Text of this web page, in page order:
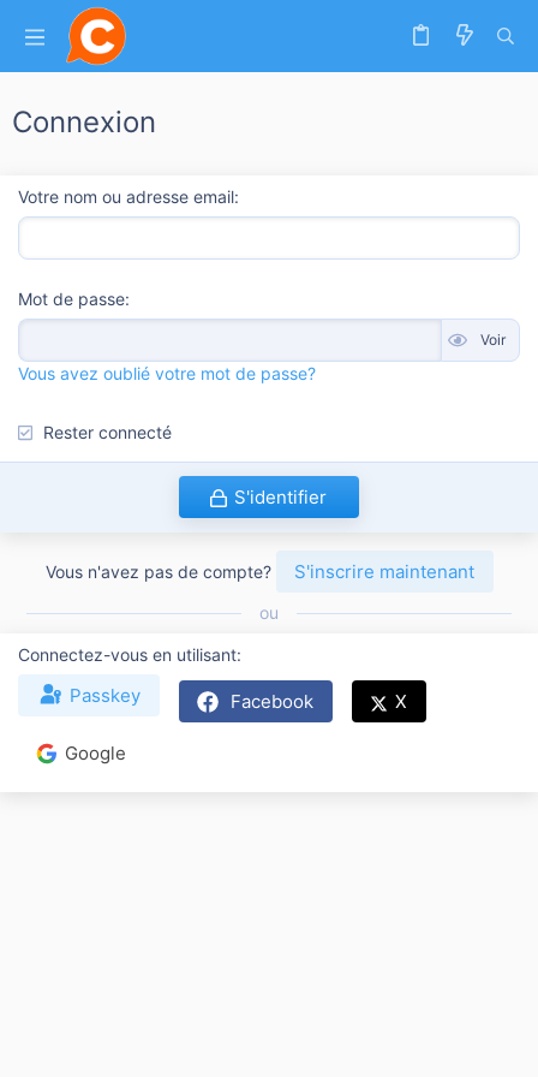
Connexion
Votre nom ou adresse email
Mot de passe
Voir
Vous avez oublié votre mot de passe?
Rester connecté
S'identifier
Vous n'avez pas de compte? S'inscrire maintenant
ou
Connectez-vous en utilisant
Passkey Facebook X
Google